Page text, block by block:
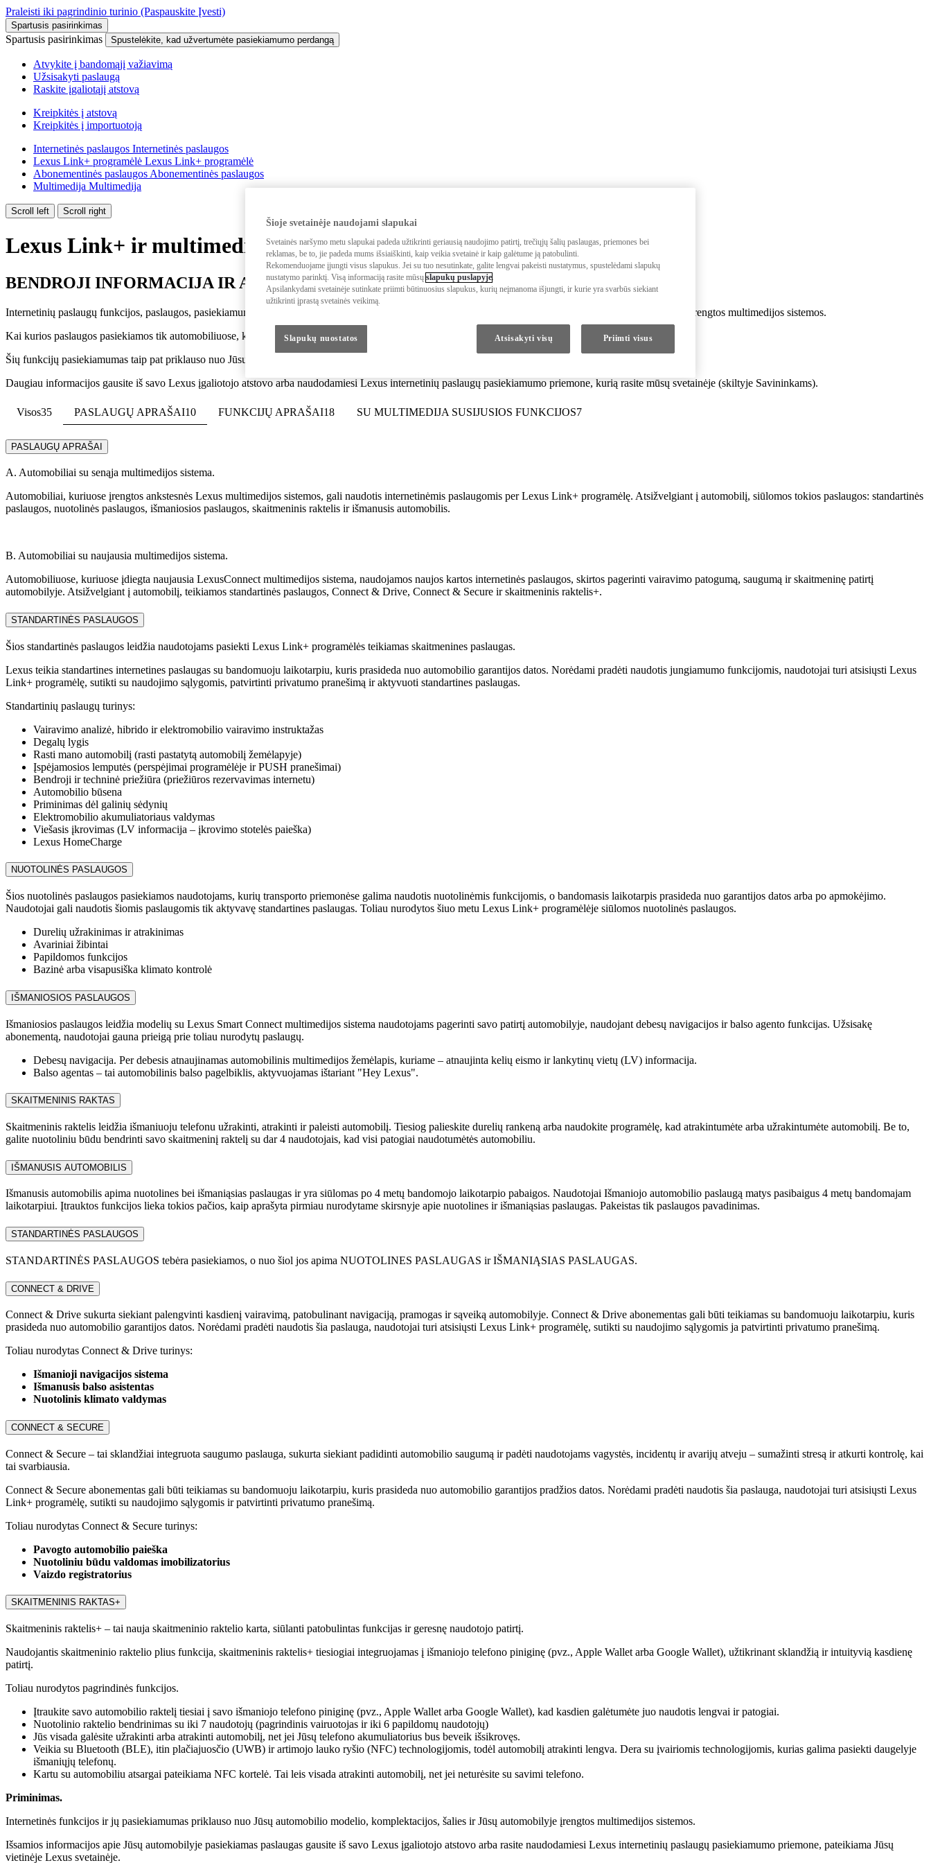
Praleisti iki pagrindinio turinio (Paspauskite Įvesti)
Spartusis pasirinkimas
Spartusis pasirinkimas Spustelėkite, kad užvertumėte pasiekiamumo perdangą
Atvykite į bandomąjį važiavimą
Užsisakyti paslaugą
Raskite įgaliotąjį atstovą
Kreipkitės į atstovą
Kreipkitės į importuotoją
Internetinės paslaugos Internetinės paslaugos
Lexus Link+ programėlė Lexus Link+ programėlė
Abonementinės paslaugos Abonementinės paslaugos
Multimedija Multimedija
Scroll left Scroll right
Lexus Link+ ir multimedijos FUNKCIJŲ APRAŠAS
BENDROJI INFORMACIJA IR ATSAKOMYBĖS APRIBOJIMAS
Internetinių paslaugų funkcijos, paslaugos, pasiekiamumas ir bandomojo laikotarpio trukmė priklauso nuo modelių, komplektacijų, šalių ir Jūsų automobilyje įrengtos multimedijos sistemos.
Kai kurios paslaugos pasiekiamos tik automobiliuose, kuriuose įrengtos tam tikros kartos Lexus multimedijos sistemos.
Šių funkcijų pasiekiamumas taip pat priklauso nuo Jūsų automobilyje įrengto internetinio jungiamumo įrenginio ir 2G/3G tinklo aprėpties Jūsų regione.
Daugiau informacijos gausite iš savo Lexus įgaliotojo atstovo arba naudodamiesi Lexus internetinių paslaugų pasiekiamumo priemone, kurią rasite mūsų svetainėje (skiltyje Savininkams).
Visos35 PASLAUGŲ APRAŠAI10 FUNKCIJŲ APRAŠAI18 SU MULTIMEDIJA SUSIJUSIOS FUNKCIJOS7
PASLAUGŲ APRAŠAI
A. Automobiliai su senąja multimedijos sistema.
Automobiliai, kuriuose įrengtos ankstesnės Lexus multimedijos sistemos, gali naudotis internetinėmis paslaugomis per Lexus Link+ programėlę. Atsižvelgiant į automobilį, siūlomos tokios paslaugos: standartinės
paslaugos, nuotolinės paslaugos, išmaniosios paslaugos, skaitmeninis raktelis ir išmanusis automobilis.
B. Automobiliai su naujausia multimedijos sistema.
Automobiliuose, kuriuose įdiegta naujausia LexusConnect multimedijos sistema, naudojamos naujos kartos internetinės paslaugos, skirtos pagerinti vairavimo patogumą, saugumą ir skaitmeninę patirtį
automobilyje. Atsižvelgiant į automobilį, teikiamos standartinės paslaugos, Connect & Drive, Connect & Secure ir skaitmeninis raktelis+.
STANDARTINĖS PASLAUGOS
Šios standartinės paslaugos leidžia naudotojams pasiekti Lexus Link+ programėlės teikiamas skaitmenines paslaugas.
Lexus teikia standartines internetines paslaugas su bandomuoju laikotarpiu, kuris prasideda nuo automobilio garantijos datos. Norėdami pradėti naudotis jungiamumo funkcijomis, naudotojai turi atsisiųsti Lexus
Link+ programėlę, sutikti su naudojimo sąlygomis, patvirtinti privatumo pranešimą ir aktyvuoti standartines paslaugas.
Standartinių paslaugų turinys:
Vairavimo analizė, hibrido ir elektromobilio vairavimo instruktažas
Degalų lygis
Rasti mano automobilį (rasti pastatytą automobilį žemėlapyje)
Įspėjamosios lemputės (perspėjimai programėlėje ir PUSH pranešimai)
Bendroji ir techninė priežiūra (priežiūros rezervavimas internetu)
Automobilio būsena
Priminimas dėl galinių sėdynių
Elektromobilio akumuliatoriaus valdymas
Viešasis įkrovimas (LV informacija – įkrovimo stotelės paieška)
Lexus HomeCharge
NUOTOLINĖS PASLAUGOS
Šios nuotolinės paslaugos pasiekiamos naudotojams, kurių transporto priemonėse galima naudotis nuotolinėmis funkcijomis, o bandomasis laikotarpis prasideda nuo garantijos datos arba po apmokėjimo.
Naudotojai gali naudotis šiomis paslaugomis tik aktyvavę standartines paslaugas. Toliau nurodytos šiuo metu Lexus Link+ programėlėje siūlomos nuotolinės paslaugos.
Durelių užrakinimas ir atrakinimas
Avariniai žibintai
Papildomos funkcijos
Bazinė arba visapusiška klimato kontrolė
IŠMANIOSIOS PASLAUGOS
Išmaniosios paslaugos leidžia modelių su Lexus Smart Connect multimedijos sistema naudotojams pagerinti savo patirtį automobilyje, naudojant debesų navigacijos ir balso agento funkcijas. Užsisakę
abonementą, naudotojai gauna prieigą prie toliau nurodytų paslaugų.
Debesų navigacija. Per debesis atnaujinamas automobilinis multimedijos žemėlapis, kuriame – atnaujinta kelių eismo ir lankytinų vietų (LV) informacija.
Balso agentas – tai automobilinis balso pagelbiklis, aktyvuojamas ištariant "Hey Lexus".
SKAITMENINIS RAKTAS
Skaitmeninis raktelis leidžia išmaniuoju telefonu užrakinti, atrakinti ir paleisti automobilį. Tiesiog palieskite durelių rankeną arba naudokite programėlę, kad atrakintumėte arba užrakintumėte automobilį. Be to,
galite nuotoliniu būdu bendrinti savo skaitmeninį raktelį su dar 4 naudotojais, kad visi patogiai naudotumėtės automobiliu.
IŠMANUSIS AUTOMOBILIS
Išmanusis automobilis apima nuotolines bei išmaniąsias paslaugas ir yra siūlomas po 4 metų bandomojo laikotarpio pabaigos. Naudotojai Išmaniojo automobilio paslaugą matys pasibaigus 4 metų bandomajam
laikotarpiui. Įtrauktos funkcijos lieka tokios pačios, kaip aprašyta pirmiau nurodytame skirsnyje apie nuotolines ir išmaniąsias paslaugas. Pakeistas tik paslaugos pavadinimas.
STANDARTINĖS PASLAUGOS
STANDARTINĖS PASLAUGOS tebėra pasiekiamos, o nuo šiol jos apima NUOTOLINES PASLAUGAS ir IŠMANIĄSIAS PASLAUGAS.
CONNECT & DRIVE
Connect & Drive sukurta siekiant palengvinti kasdienį vairavimą, patobulinant navigaciją, pramogas ir sąveiką automobilyje. Connect & Drive abonementas gali būti teikiamas su bandomuoju laikotarpiu, kuris
prasideda nuo automobilio garantijos datos. Norėdami pradėti naudotis šia paslauga, naudotojai turi atsisiųsti Lexus Link+ programėlę, sutikti su naudojimo sąlygomis ja patvirtinti privatumo pranešimą.
Toliau nurodytas Connect & Drive turinys:
Išmanioji navigacijos sistema
Išmanusis balso asistentas
Nuotolinis klimato valdymas
CONNECT & SECURE
Connect & Secure – tai sklandžiai integruota saugumo paslauga, sukurta siekiant padidinti automobilio saugumą ir padėti naudotojams vagystės, incidentų ir avarijų atveju – sumažinti stresą ir atkurti kontrolę, kai
tai svarbiausia.
Connect & Secure abonementas gali būti teikiamas su bandomuoju laikotarpiu, kuris prasideda nuo automobilio garantijos pradžios datos. Norėdami pradėti naudotis šia paslauga, naudotojai turi atsisiųsti Lexus
Link+ programėlę, sutikti su naudojimo sąlygomis ir patvirtinti privatumo pranešimą.
Toliau nurodytas Connect & Secure turinys:
Pavogto automobilio paieška
Nuotoliniu būdu valdomas imobilizatorius
Vaizdo registratorius
SKAITMENINIS RAKTAS+
Skaitmeninis raktelis+ – tai nauja skaitmeninio raktelio karta, siūlanti patobulintas funkcijas ir geresnę naudotojo patirtį.
Naudojantis skaitmeninio raktelio plius funkcija, skaitmeninis raktelis+ tiesiogiai integruojamas į išmaniojo telefono piniginę (pvz., Apple Wallet arba Google Wallet), užtikrinant sklandžią ir intuityvią kasdienę
patirtį.
Toliau nurodytos pagrindinės funkcijos.
Įtraukite savo automobilio raktelį tiesiai į savo išmaniojo telefono piniginę (pvz., Apple Wallet arba Google Wallet), kad kasdien galėtumėte juo naudotis lengvai ir patogiai.
Nuotolinio raktelio bendrinimas su iki 7 naudotojų (pagrindinis vairuotojas ir iki 6 papildomų naudotojų)
Jūs visada galėsite užrakinti arba atrakinti automobilį, net jei Jūsų telefono akumuliatorius bus beveik išsikrovęs.
Veikia su Bluetooth (BLE), itin plačiajuosčio (UWB) ir artimojo lauko ryšio (NFC) technologijomis, todėl automobilį atrakinti lengva. Dera su įvairiomis technologijomis, kurias galima pasiekti daugelyje
išmaniųjų telefonų.
Kartu su automobiliu atsargai pateikiama NFC kortelė. Tai leis visada atrakinti automobilį, net jei neturėsite su savimi telefono.
Priminimas.
Internetinės funkcijos ir jų pasiekiamumas priklauso nuo Jūsų automobilio modelio, komplektacijos, šalies ir Jūsų automobilyje įrengtos multimedijos sistemos.
Išsamios informacijos apie Jūsų automobilyje pasiekiamas paslaugas gausite iš savo Lexus įgaliotojo atstovo arba rasite naudodamiesi Lexus internetinių paslaugų pasiekiamumo priemone, pateikiama Jūsų
vietinėje Lexus svetainėje.
Šioje svetainėje naudojami slapukai
Svetainės naršymo metu slapukai padeda užtikrinti geriausią naudojimo patirtį, trečiųjų šalių paslaugas, priemones bei
reklamas, be to, jie padeda mums išsiaiškinti, kaip veikia svetainė ir kaip galėtume ją patobulinti.
Rekomenduojame įjungti visus slapukus. Jei su tuo nesutinkate, galite lengvai pakeisti nustatymus, spustelėdami slapukų
nustatymo parinktį. Visą informaciją rasite mūsųslapukų puslapyje
Apsilankydami svetainėje sutinkate priimti būtinuosius slapukus, kurių neįmanoma išjungti, ir kurie yra svarbūs siekiant
užtikrinti įprastą svetainės veikimą.
Slapukų nuostatos Atsisakyti visų Priimti visus